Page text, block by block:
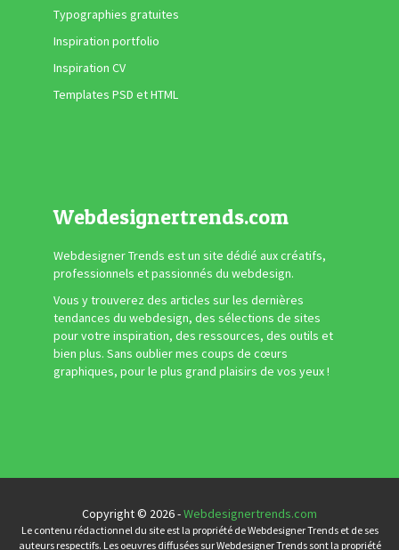
Typographies gratuites
Inspiration portfolio
Inspiration CV
Templates PSD et HTML
Webdesignertrends.com
Webdesigner Trends est un site dédié aux créatifs,
professionnels et passionnés du webdesign.
Vous y trouverez des articles sur les dernières
tendances du webdesign, des sélections de sites
pour votre inspiration, des ressources, des outils et
bien plus. Sans oublier mes coups de cœurs
graphiques, pour le plus grand plaisirs de vos yeux !
Copyright © 2026 -Webdesignertrends.com
Le contenu rédactionnel du site est la propriété de Webdesigner Trends et de ses
auteurs respectifs. Les oeuvres diffusées sur Webdesigner Trends sont la propriété